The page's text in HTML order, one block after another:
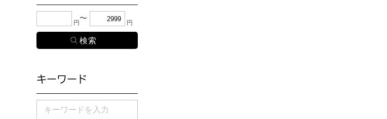
下限金額・上限金額のどちらか１つまたは両方に、検索したい金額を入力してください。
円 円
キーワード
検索したい商品のキーワードを入力してください。